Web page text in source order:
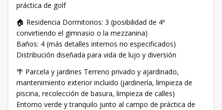
práctica de golf
🏠 Residencia Dormitorios: 3 (posibilidad de 4ª
convirtiendo el gimnasio o la mezzanina)
Baños: 4 (más detalles internos no especificados)
Distribución diseñada para vida de lujo y diversión
🌴 Parcela y jardines Terreno privado y ajardinado,
mantenimiento exterior incluido (jardinería, limpieza de
piscina, recolección de basura, limpieza de calles)
Entorno verde y tranquilo junto al campo de práctica de